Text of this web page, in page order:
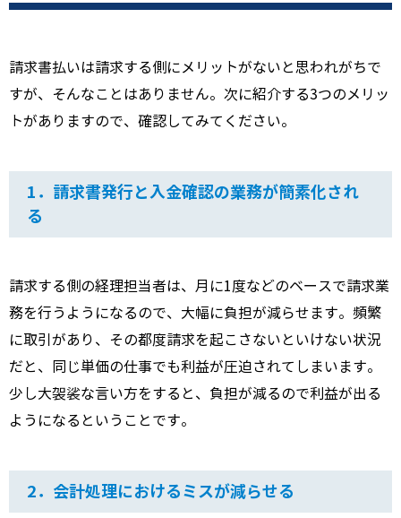
請求書払いは請求する側にメリットがないと思われがちで
すが、そんなことはありません。次に紹介する3つのメリッ
トがありますので、確認してみてください。
1．請求書発行と入金確認の業務が簡素化され
る
請求する側の経理担当者は、月に1度などのベースで請求業
務を行うようになるので、大幅に負担が減らせます。頻繁
に取引があり、その都度請求を起こさないといけない状況
だと、同じ単価の仕事でも利益が圧迫されてしまいます。
少し大袈裟な言い方をすると、負担が減るので利益が出る
ようになるということです。
2．会計処理におけるミスが減らせる